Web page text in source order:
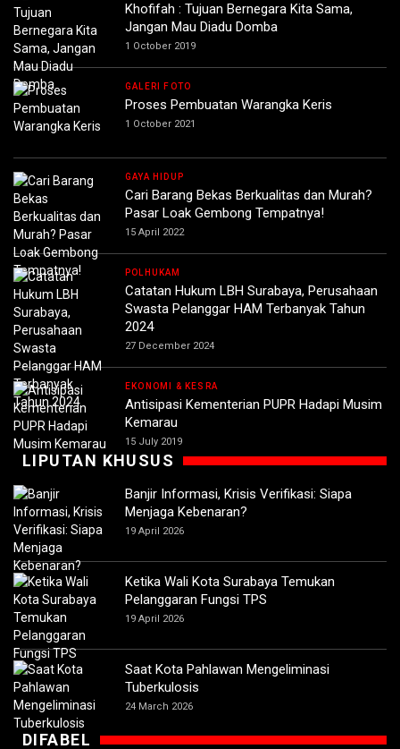
Khofifah : Tujuan Bernegara Kita Sama,
Jangan Mau Diadu Domba
1 October 2019
GALERI FOTO
Proses Pembuatan Warangka Keris
1 October 2021
GAYA HIDUP
Cari Barang Bekas Berkualitas dan Murah?
Pasar Loak Gembong Tempatnya!
15 April 2022
POLHUKAM
Catatan Hukum LBH Surabaya, Perusahaan
Swasta Pelanggar HAM Terbanyak Tahun
2024
27 December 2024
EKONOMI & KESRA
Antisipasi Kementerian PUPR Hadapi Musim
Kemarau
15 July 2019
LIPUTAN KHUSUS
Banjir Informasi, Krisis Verifikasi: Siapa
Menjaga Kebenaran?
19 April 2026
Ketika Wali Kota Surabaya Temukan
Pelanggaran Fungsi TPS
19 April 2026
Saat Kota Pahlawan Mengeliminasi
Tuberkulosis
24 March 2026
DIFABEL